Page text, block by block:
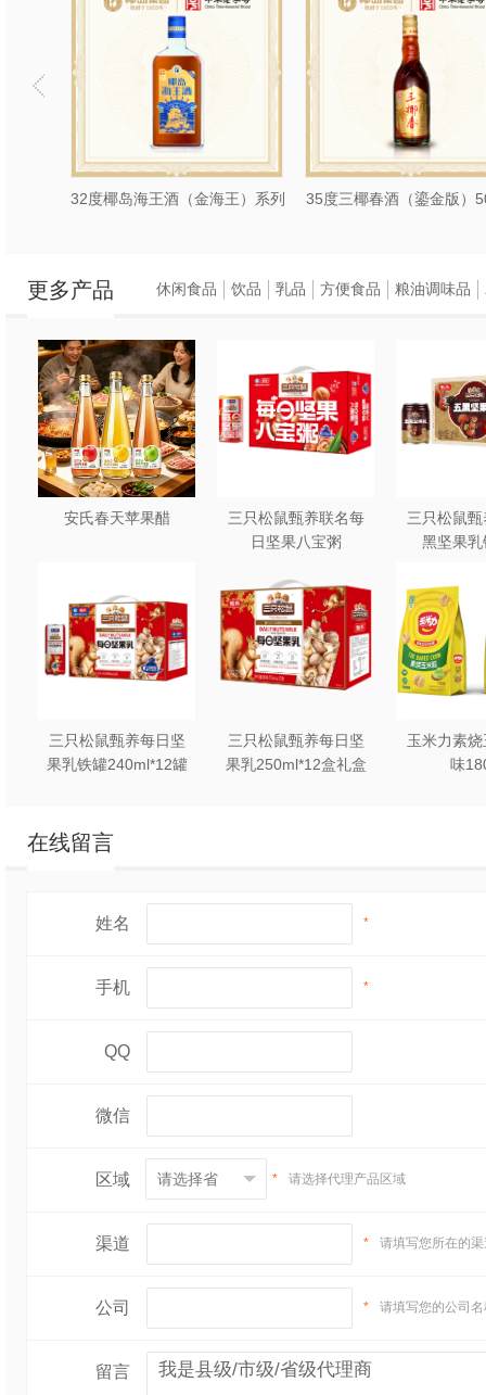
金海王）系列 35度三椰春酒（鎏金版）500ml
更多产品
安氏春天苹果醋
三只松鼠甄养联名每
日坚果八宝粥
三只松鼠
黑坚果乳
三只松鼠甄养每日坚
果乳铁罐240ml*12罐
三只松鼠甄养每日坚
果乳250ml*12盒礼盒
玉米力素
味
休闲食品 饮品 乳品 方便食品 粮油调味品
在线留言
姓名 *
手机 *
QQ
微信
区域 * 请选择代理产品区域
渠道 * 请填写您所在的
公司 * 请填写您的公司
留言